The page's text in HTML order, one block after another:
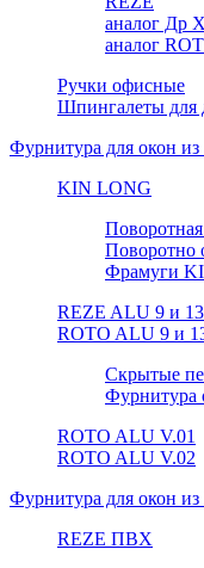
аналог Др
аналог
Ручки офисные
Шпингалеты для
Фурнитура для окон
KIN LONG
Поворотно
Фрамуги
REZE ALU 9 и 13
ROTO ALU 9 и
Скрытые
Фурнитура
ROTO ALU V.01
ROTO ALU V.02
Фурнитура для окон
REZE ПВХ